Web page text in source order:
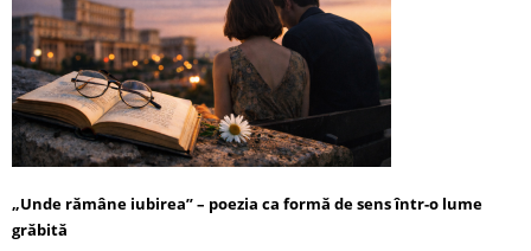
„Unde rămâne iubirea” – poezia ca formă de sens într-o lume
grăbită